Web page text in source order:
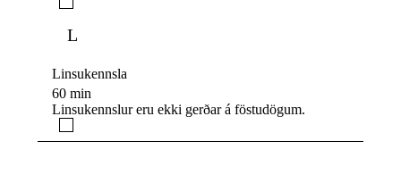
L
Linsukennsla
60 min
Linsukennslur eru ekki gerðar á föstudögum.